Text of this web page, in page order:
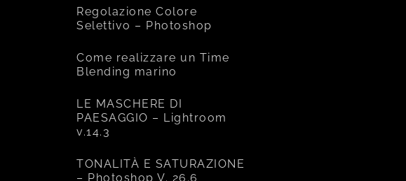
Regolazione Colore
Selettivo – Photoshop
Come realizzare un Time
Blending marino
LE MASCHERE DI
PAESAGGIO – Lightroom
v.14.3
TONALITÀ E SATURAZIONE
– Photoshop V. 26.6